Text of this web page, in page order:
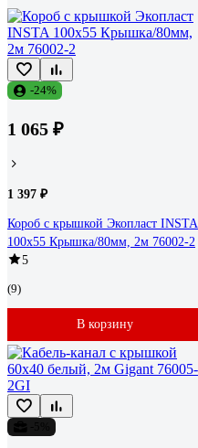
-24%
1 065 ₽
1 397 ₽
Короб с крышкой Экопласт INSTA
100x55 Крышка/80мм, 2м 76002-2
5
(9)
В корзину